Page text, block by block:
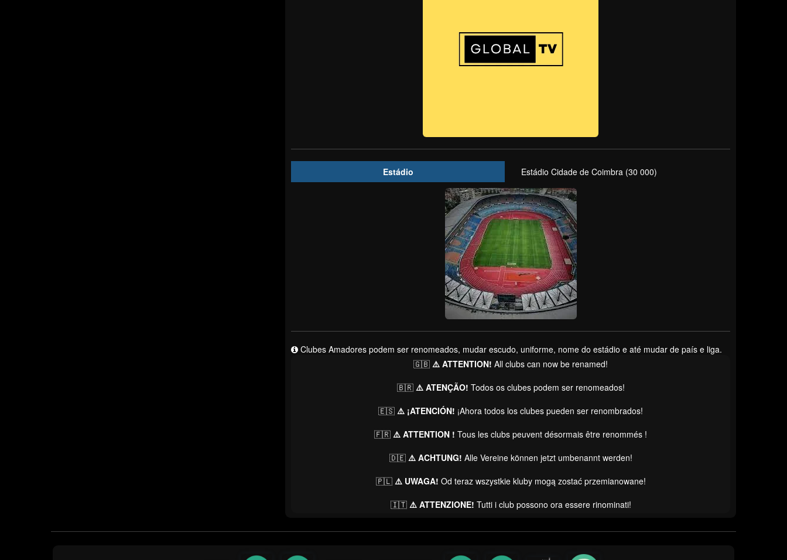
Estádio Estádio Cidade de Coimbra (30 000)
Clubes Amadores podem ser renomeados, mudar escudo, uniforme, nome do estádio e até mudar de país e liga.
🇬🇧 ⚠️ ATTENTION! All clubs can now be renamed!
🇧🇷 ⚠️ ATENÇÃO! Todos os clubes podem ser renomeados!
🇪🇸 ⚠️ ¡ATENCIÓN! ¡Ahora todos los clubes pueden ser renombrados!
🇫🇷 ⚠️ ATTENTION ! Tous les clubs peuvent désormais être renommés !
🇩🇪 ⚠️ ACHTUNG! Alle Vereine können jetzt umbenannt werden!
🇵🇱 ⚠️ UWAGA! Od teraz wszystkie kluby mogą zostać przemianowane!
🇮🇹 ⚠️ ATTENZIONE! Tutti i club possono ora essere rinominati!